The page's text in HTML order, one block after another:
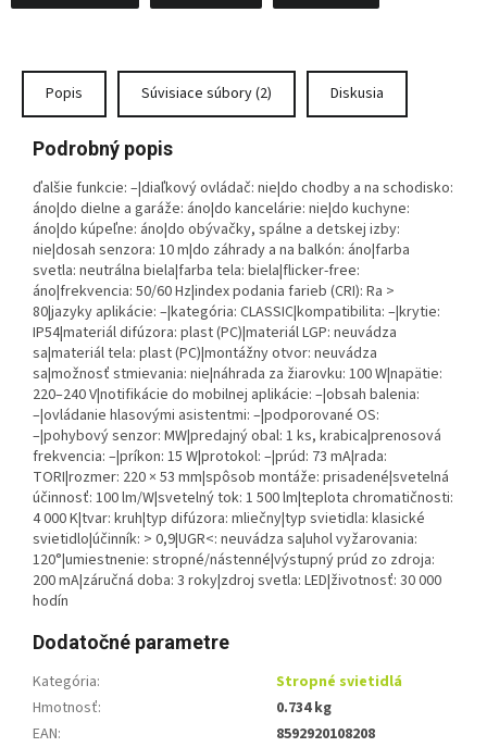
Popis Súvisiace súbory (2) Diskusia
Podrobný popis
ďalšie funkcie: –|diaľkový ovládač: nie|do chodby a na schodisko:
áno|do dielne a garáže: áno|do kancelárie: nie|do kuchyne:
áno|do kúpeľne: áno|do obývačky, spálne a detskej izby:
nie|dosah senzora: 10 m|do záhrady a na balkón: áno|farba
svetla: neutrálna biela|farba tela: biela|flicker-free:
áno|frekvencia: 50/60 Hz|index podania farieb (CRI): Ra >
80|jazyky aplikácie: –|kategória: CLASSIC|kompatibilita: –|krytie:
IP54|materiál difúzora: plast (PC)|materiál LGP: neuvádza
sa|materiál tela: plast (PC)|montážny otvor: neuvádza
sa|možnosť stmievania: nie|náhrada za žiarovku: 100 W|napätie:
220–240 V|notifikácie do mobilnej aplikácie: –|obsah balenia:
–|ovládanie hlasovými asistentmi: –|podporované OS:
–|pohybový senzor: MW|predajný obal: 1 ks, krabica|prenosová
frekvencia: –|príkon: 15 W|protokol: –|prúd: 73 mA|rada:
TORI|rozmer: 220 × 53 mm|spôsob montáže: prisadené|svetelná
účinnosť: 100 lm/W|svetelný tok: 1 500 lm|teplota chromatičnosti:
4 000 K|tvar: kruh|typ difúzora: mliečny|typ svietidla: klasické
svietidlo|účinník: > 0,9|UGR<: neuvádza sa|uhol vyžarovania:
120°|umiestnenie: stropné/nástenné|výstupný prúd zo zdroja:
200 mA|záručná doba: 3 roky|zdroj svetla: LED|životnosť: 30 000
hodín
Dodatočné parametre
Kategória:
Stropné svietidlá
Hmotnosť:
0.734 kg
EAN:
8592920108208